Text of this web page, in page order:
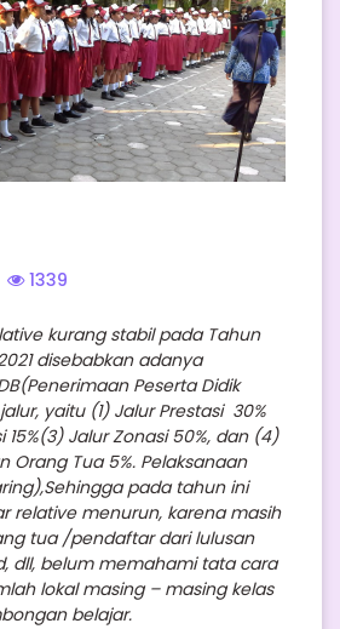
1339
kurang stabil pada Tahun
disebabkan adanya
Peserta Didik
yaitu (1) Jalur Prestasi 30%
15%(3) Jalur Zonasi 50%, dan (4)
Orang Tua 5%. Pelaksanaan
pada tahun ini
relative menurun, karena masih
tua /pendaftar dari lulusan
dll, belum memahami tata cara
lokal masing – masing kelas
belajar.